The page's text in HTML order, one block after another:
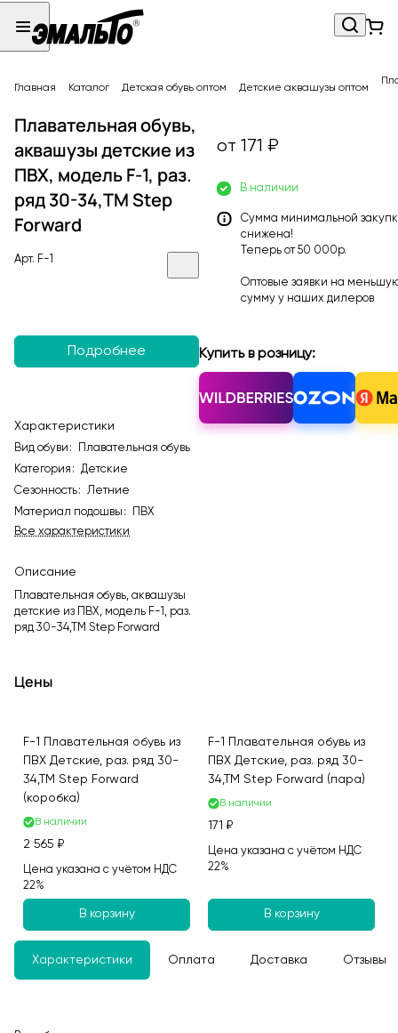
Главная Каталог Детская обувь оптом Детские аквашузы оптом
Плавательная обувь,
аквашузы детские из
ПВХ, модель F-1, раз.
ряд 30-34,ТМ Step
Forward
Арт. F-1
Подробнее
Характеристики
Вид обуви :
Плавательная обувь
Категория :
Детские
Сезонность:
Летние
Материал подошвы :
ПВХ
Все характеристики
Описание
Плавательная обувь, аквашузы
детские из ПВХ, модель F-1, раз.
ряд 30-34,ТМ Step Forward
от 171 ₽
В наличии
Сумма минимальной
снижена!
Теперь от 50 000р.
Оптовые заявки на
сумму у наших дилеров
Купить в розницу:
Цены
F-1 Плавательная обувь из
ПВХ Детские, раз. ряд 30-
34,ТМ Step Forward
(коробка)
В наличии
2 565 ₽
Цена указана с учётом НДС
22%
В корзину
F-1 Плавательная обувь из
ПВХ Детские, раз. ряд 30-
34,ТМ Step Forward (пара)
В наличии
171 ₽
Цена указана с учётом НДС
22%
В корзину
Характеристики Оплата Доставка Отзывы